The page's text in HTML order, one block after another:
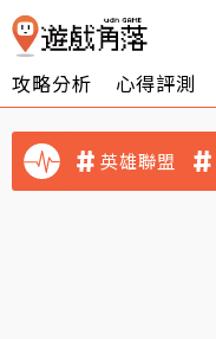
攻略分析 心得評測
英雄聯盟